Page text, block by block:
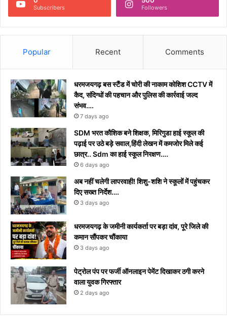
Subscribers Followers
Popular Recent Comments
धरमजयगढ़ बस स्टैंड में चोरी की नाकाम कोशिश CCTV में
कैद, संदिग्धों की पहचान और पुलिस की कार्रवाई जल्द
संभव….
7 days ago
​SDM भरत कौशिक बने शिक्षक, मिरिगुडा हाई स्कूल की
पढ़ाई पर उठे बड़े सवाल,हिंदी लेखन में कमजोर मिले कई
छात्र.. Sdm का हाई स्कूल निरक्षण….
6 days ago
अब नहीं चलेगी लापरवाही! शिशु-शशि ने स्कूलों में पहुंचकर
दिए सख्त निर्देश….
3 days ago
धरमजयगढ़ के जमीनी कार्यकर्ता पर बड़ा दांव, पूरे जिले की
कमान सौंपकर चौंकाया
3 days ago
पेट्रोल पंप पर फर्जी ऑनलाइन पेमेंट दिखाकर ठगी करने
वाला युवक गिरफ्तार
2 days ago